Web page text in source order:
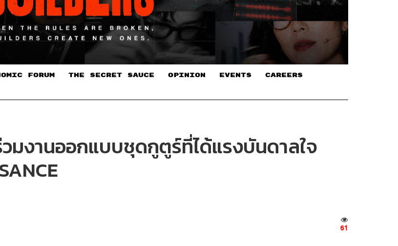
FORUM THE SECRET SAUCE​ OPINION EVENTS CAREERS
มงานออกแบบชุดกูตูร์ที่ได้แรงบันดาลใจ
61